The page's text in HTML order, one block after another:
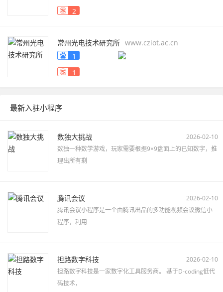
2
常州光电技术研究所 www.cziot.ac.cn
1
1
最新入驻小程序
数独大挑战
2026-02-10
数独一种数学游戏，玩家需要根据9×9盘面上的已知数字，推
理出所有剩
腾讯会议
2026-02-10
腾讯会议小程序是一个由腾讯出品的多功能视频会议微信小
程序，利用
担路数字科技
2026-02-10
担路数字科技是一家数字化工具服务商。 基于D-coding低代
码技术，